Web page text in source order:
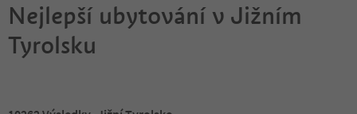
Nejlepší ubytování v Jižním
Tyrolsku